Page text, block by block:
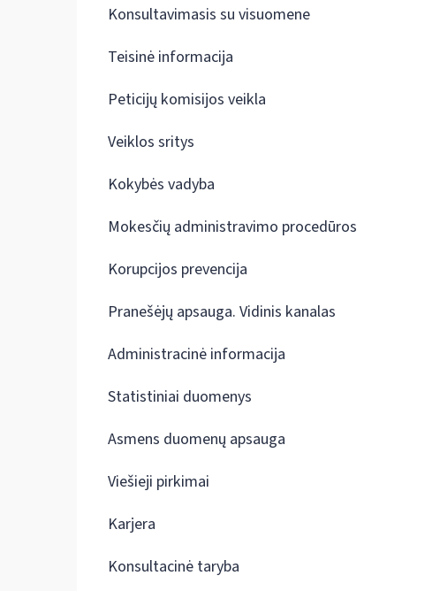
Konsultavimasis su visuomene
Teisinė informacija
Peticijų komisijos veikla
Veiklos sritys
Kokybės vadyba
Mokesčių administravimo procedūros
Korupcijos prevencija
Pranešėjų apsauga. Vidinis kanalas
Administracinė informacija
Statistiniai duomenys
Asmens duomenų apsauga
Viešieji pirkimai
Karjera
Konsultacinė taryba